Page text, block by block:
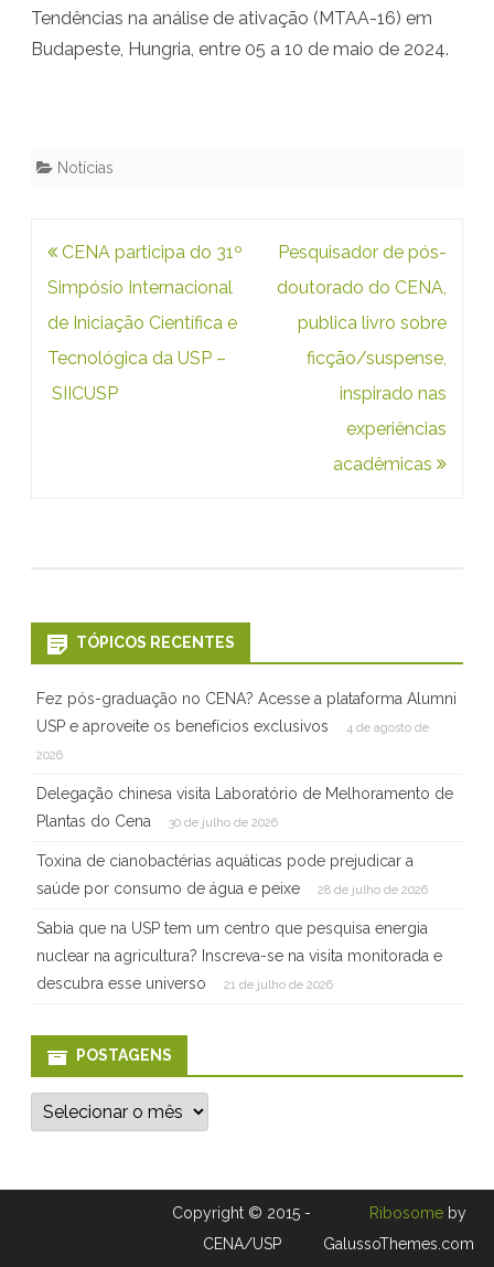
d
m
E
v
e
t
e
r
c
i
o
n
Tendências na análise de ativação (MTAA-16) em
Budapeste, Hungria, entre 05 a 10 de maio de 2024.
Notícias
Navegação
de
Post
CENA participa do 31º
Simpósio Internacional
de Iniciação Científica e
Tecnológica da USP –
SIICUSP
Pesquisador de pós-
doutorado do CENA,
publica livro sobre
ficção/suspense,
inspirado nas
experiências
acadêmicas
TÓPICOS RECENTES
Fez pós-graduação no CENA? Acesse a plataforma Alumni
USP e aproveite os benefícios exclusivos
4 de agosto de
2026
Delegação chinesa visita Laboratório de Melhoramento de
Plantas do Cena
30 de julho de 2026
Toxina de cianobactérias aquáticas pode prejudicar a
saúde por consumo de água e peixe
28 de julho de 2026
Sabia que na USP tem um centro que pesquisa energia
nuclear na agricultura? Inscreva-se na visita monitorada e
descubra esse universo
21 de julho de 2026
POSTAGENS
P
s
g
Copyright © 2015 -
CENA/USP
Ribosomeby
GalussoThemes.com